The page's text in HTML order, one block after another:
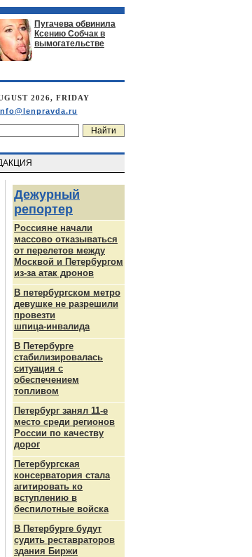
Пугачева обвинила
Ксению Собчак в
вымогательстве
2026, FRIDAY
Дежурный
репортер
Россияне начали
массово отказываться
от перелетов между
Москвой и Петербургом
из-за атак дронов
В петербургском метро
девушке не разрешили
провезти
шпица‑инвалида
В Петербурге
стабилизировалась
ситуация с
обеспечением
топливом
Петербург занял 11-е
место среди регионов
России по качеству
дорог
Петербургская
консерватория стала
агитировать ко
вступлению в
беспилотные войска
В Петербурге будут
судить реставраторов
здания Биржи